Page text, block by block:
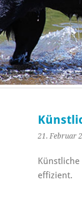
21. Februar
effizient.